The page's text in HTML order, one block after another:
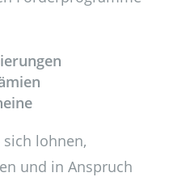
sich lohnen,
und in Anspruch